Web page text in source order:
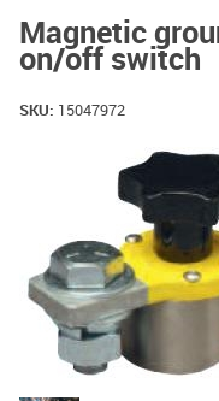
Magnetic
on/off switch
SKU: 15047972